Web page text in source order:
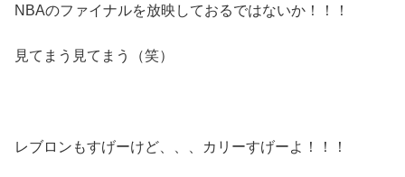
NBAのファイナルを放映しておるではないか！！！
見てまう見てまう（笑）
レブロンもすげーけど、、、カリーすげーよ！！！